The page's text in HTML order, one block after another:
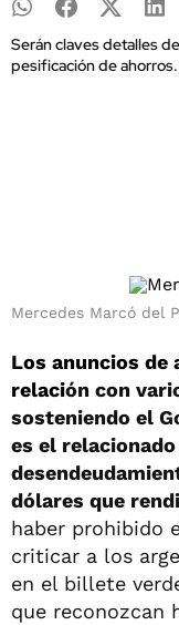
Serán claves detalles
pesificación de
Mercedes Marcó del
Los anuncios de
relación con
sosteniendo el
es el
dólares que
haber prohibido
criticar a los
en el billete
que reconozcan